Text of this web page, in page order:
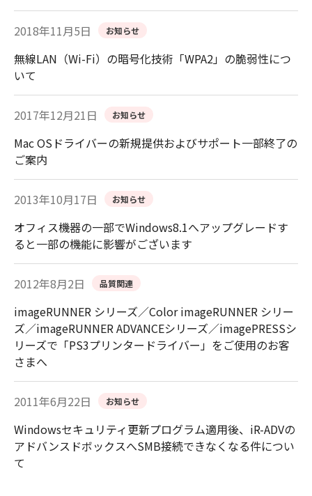
2018年11月5日 お知らせ
無線LAN（Wi-Fi）の暗号化技術「WPA2」の脆弱性につ
いて
2017年12月21日 お知らせ
Mac OSドライバーの新規提供およびサポート一部終了の
ご案内
2013年10月17日 お知らせ
オフィス機器の一部でWindows8.1へアップグレードす
ると一部の機能に影響がございます
2012年8月2日 品質関連
imageRUNNER シリーズ／Color imageRUNNER シリー
ズ／imageRUNNER ADVANCEシリーズ／imagePRESSシ
リーズで「PS3プリンタードライバー」をご使用のお客
さまへ
2011年6月22日 お知らせ
Windowsセキュリティ更新プログラム適用後、iR-ADVの
アドバンスドボックスへSMB接続できなくなる件につい
て